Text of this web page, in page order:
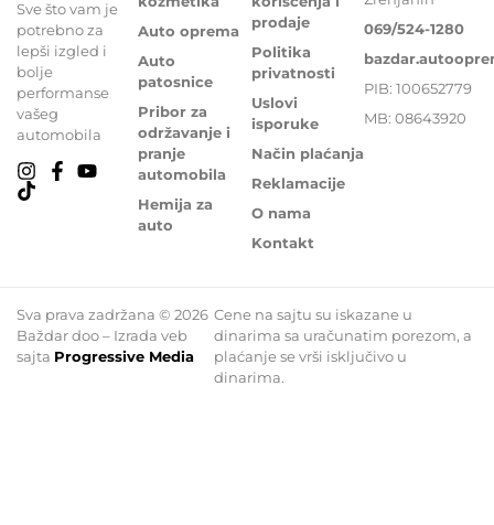
Sve što vam je
potrebno za
lepši izgled i
bolje
performanse
vašeg
automobila
Auto oprema
Auto
patosnice
Pribor za
održavanje i
pranje
automobila
Hemija za
auto
prodaje
Politika
privatnosti
Uslovi
isporuke
Način plaćanja
Reklamacije
O nama
Kontakt
069/524-1280
PIB: 100652779
MB: 08643920
Sva prava zadržana © 2026
Baždar doo – Izrada veb
sajta Progressive Media
Cene na sajtu su iskazane u
dinarima sa uračunatim porezom, a
plaćanje se vrši isključivo u
dinarima.